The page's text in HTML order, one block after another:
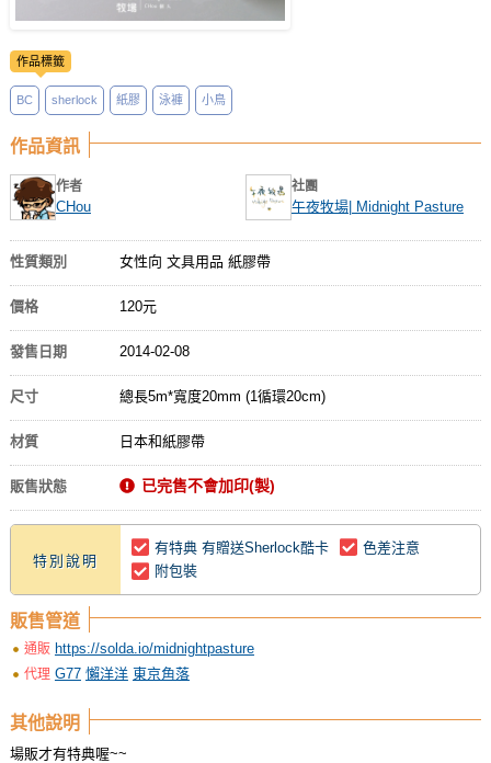
作品標籤
BC sherlock 紙膠 泳褲 小鳥
作品資訊
作者
CHou
社團
午夜牧場| Midnight Pasture
性質類別 女性向 文具用品 紙膠帶
價格 120元
發售日期 2014-02-08
尺寸 總長5m*寬度20mm (1循環20cm)
材質 日本和紙膠帶
販售狀態 已完售不會加印(製)
特別說明
有特典 有贈送Sherlock酷卡
色差注意
附包裝
販售管道
通販 https://solda.io/midnightpasture
代理 G77 懶洋洋 東京角落
其他說明
場販才有特典喔~~